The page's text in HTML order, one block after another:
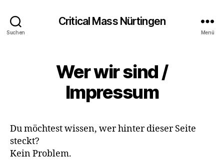
Suchen
Critical Mass Nürtingen
Menü
Wer wir sind /
Impressum
Du möchtest wissen, wer hinter dieser Seite
steckt?
Kein Problem.